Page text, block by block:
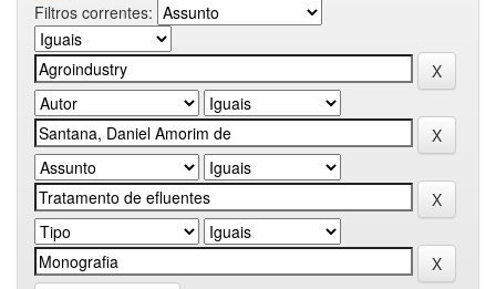
Filtros correntes: